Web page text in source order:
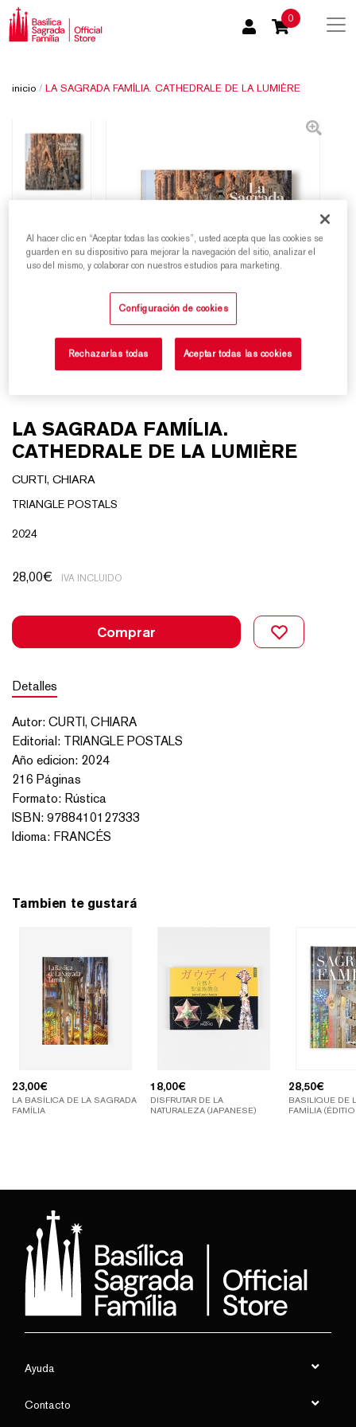
0
inicio / LA SAGRADA FAMÍLIA. CATHEDRALE DE LA LUMIÈRE
LA SAGRADA FAMÍLIA.
CATHEDRALE DE LA LUMIÈRE
CURTI, CHIARA
TRIANGLE POSTALS
2024
28,00€ IVA INCLUIDO
Comprar
Detalles
Autor: CURTI, CHIARA
Editorial: TRIANGLE POSTALS
Año edicion: 2024
216 Páginas
Formato: Rústica
ISBN: 9788410127333
Idioma: FRANCÉS
Tambien te gustará
23,00€
LA BASÍLICA DE LA SAGRADA
FAMÍLIA
18,00€
DISFRUTAR DE LA
NATURALEZA (JAPANESE)
28,50€
BASILIQUE DE
FAMÍLIA
Ayuda
Contacto
Al hacer clic en “Aceptar todas las cookies”, usted acepta que las cookies se
guarden en su dispositivo para mejorar la navegación del sitio, analizar el
uso del mismo, y colaborar con nuestros estudios para marketing.
Configuración de cookies
Rechazarlas todas Aceptar todas las cookies